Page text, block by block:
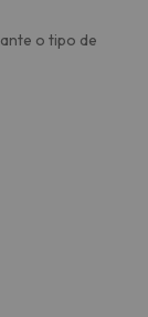
o tipo de